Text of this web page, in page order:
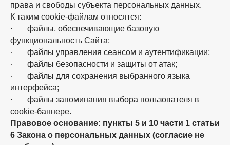
права и свободы субъекта персональных данных.
К таким cookie-файлам относятся:
· файлы, обеспечивающие базовую
функциональность Сайта;
· файлы управления сеансом и аутентификации;
· файлы безопасности и защиты от атак;
· файлы для сохранения выбранного языка
интерфейса;
· файлы запоминания выбора пользователя в
cookie-баннере.
Правовое основание: пункты 5 и 10 части 1 статьи
6 Закона о персональных данных (согласие не